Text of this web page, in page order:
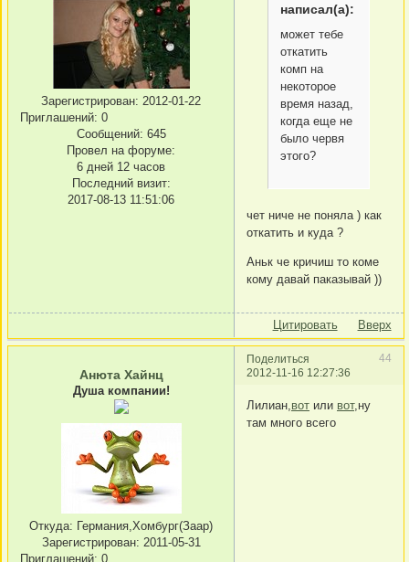
Зарегистрирован: 2012-01-22
Приглашений: 0
Сообщений: 645
Провел на форуме:
6 дней 12 часов
Последний визит:
2017-08-13 11:51:06
написал(а):
может тебе
откатить
комп на
некоторое
время назад,
когда еще не
было червя
этого?
чет ниче не поняла ) как
откатить и куда ?
Аньк че кричиш то коме
кому давай паказывай ))
Цитировать Вверх
Поделиться
44
2012-11-16 12:27:36
Анюта Хайнц
Душа компании!
Откуда: Германия,Хомбург(Заар)
Зарегистрирован: 2011-05-31
Приглашений: 0
Лилиан, вот или вот,ну
там много всего